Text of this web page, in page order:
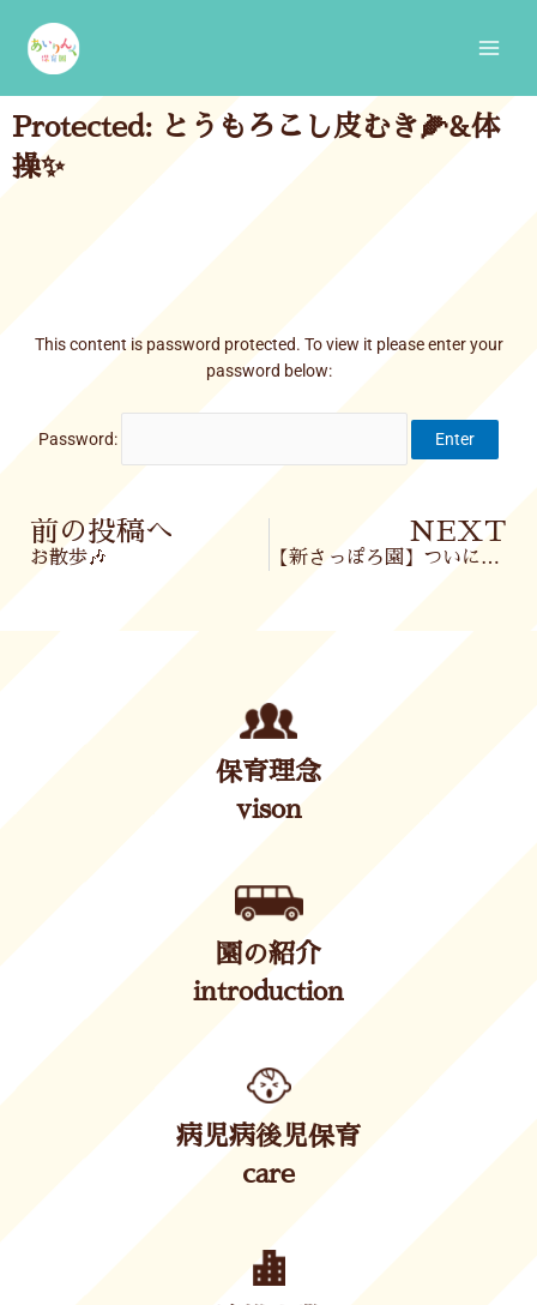
content
Protected: とうもろこし皮むき🌽&体
操✨
This content is password protected. To view it please enter your
password below:
Password:
Prev
前の投稿へ
お散歩🎶
NEXT
【新さっぽろ園】ついに開園🎉
保育理念
vison
園の紹介
introduction
病児病後児保育
care